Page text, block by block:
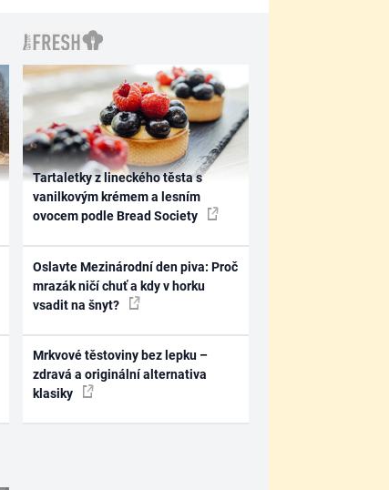
Tartaletky z lineckého těsta s
vanilkovým krémem a lesním
ovocem podle Bread Society
Oslavte Mezinárodní den piva: Proč
mrazák ničí chuť a kdy v horku
vsadit na šnyt?
Mrkvové těstoviny bez lepku –
zdravá a originální alternativa
klasiky